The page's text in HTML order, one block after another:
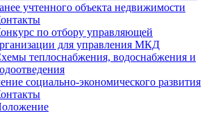
учтенного объекта недвижимости
по отбору управляющей
для управления МКД
теплоснабжения, водоснабжения и
социально-экономического развития